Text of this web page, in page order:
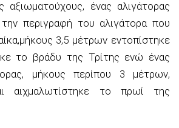
ένας αλιγάτορας
την περιγραφή του αλιγάτορα που
3,5 μέτρων εντοπίστηκε
το βράδυ της Τρίτης ενώ ένας
μήκους περίπου 3 μέτρων,
αιχμαλωτίστηκε το πρωί της